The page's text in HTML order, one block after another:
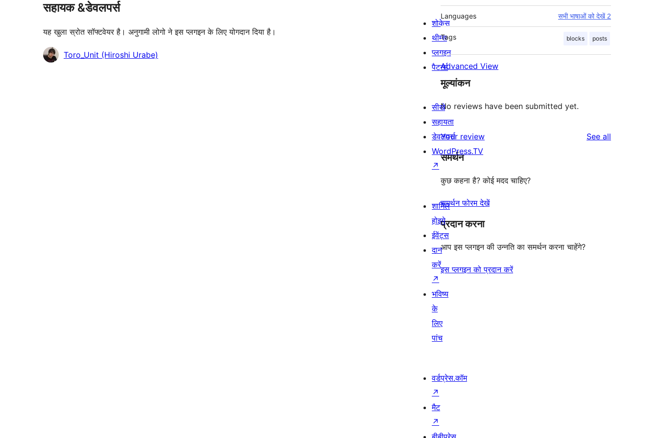
सहायक &डेवलपर्स
यह खुला स्रोत सॉफ्टवेयर है। अनुगामी लोगो ने इस प्लगइन के लिए योगदान दिया है।
योगदानकर्ताToro_Unit (Hiroshi Urabe)
Languages सभी भाषाओं को देखें 2
Tags blocks posts
Advanced View
मूल्यांकन
No reviews have been submitted yet.
Your review See all
समर्थन
कुछ कहना है? कोई मदद चाहिए?
समर्थन फोरम देखें
प्रदान करना
आप इस प्लगइन की उन्नति का समर्थन करना चाहेंगे?
इस प्लगइन को प्रदान करें
शोकेस
थीम्स
प्लगइन
पैटर्न्स
सीखे
सहायता
डेवलपर्स
WordPress.TV
↗
शामिल
होइये
ईवेंट्स
दान
करें
↗
भविष्य
के
लिए
पांच
वर्डप्रेस.कॉम
↗
मैट
↗